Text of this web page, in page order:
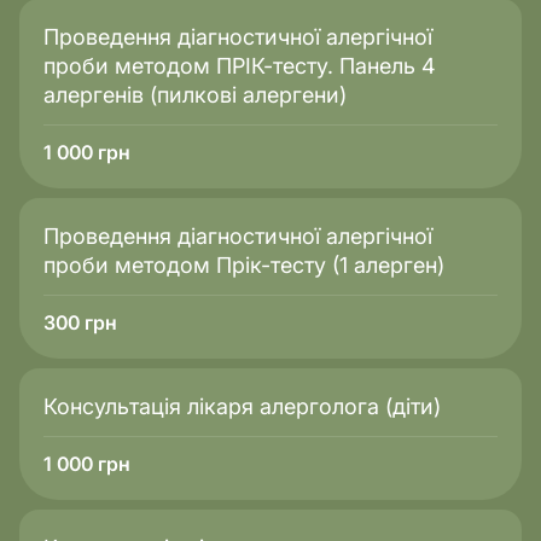
Проведення діагностичної алергічної
проби методом ПРІК-тесту. Панель 4
алергенів (пилкові алергени)
1 000 грн
Проведення діагностичної алергічної
проби методом Прік-тесту (1 алерген)
300 грн
Консультація лікаря алерголога (діти)
1 000 грн